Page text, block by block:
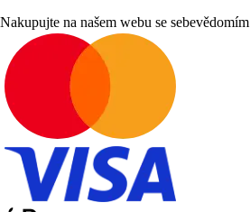
Nakupujte na našem webu se sebevědomím